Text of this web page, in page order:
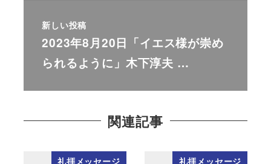
新しい投稿
2023年8月20日「イエス様が崇め
られるように」木下淳夫 …
関連記事
礼拝メッセージ 礼拝メッセージ